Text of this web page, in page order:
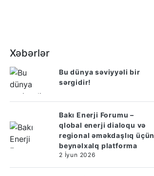
Xəbərlər
Bu dünya səviyyəli bir
sərgidir!
Bakı Enerji Forumu –
qlobal enerji dialoqu və
regional əməkdaşlıq üçün
beynəlxalq platforma
2 İyun 2026